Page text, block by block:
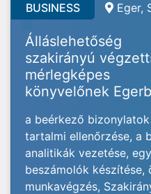
BUSINESS Eger,
Álláslehetőség
szakirányú
mérlegképes
könyvelőnek
a beérkező
tartalmi ellenőrzése, a
analitikák vezetése,
beszámolók készítése,
munkavégzés,